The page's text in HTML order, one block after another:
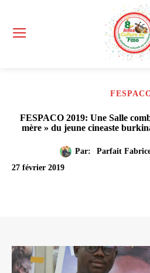
FESPACO 2019: Une Salle
mère » du jeune cineaste
Par:
Parfait
27 février 2019